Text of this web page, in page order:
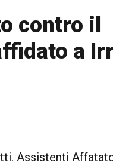
contro il
a
Assistenti